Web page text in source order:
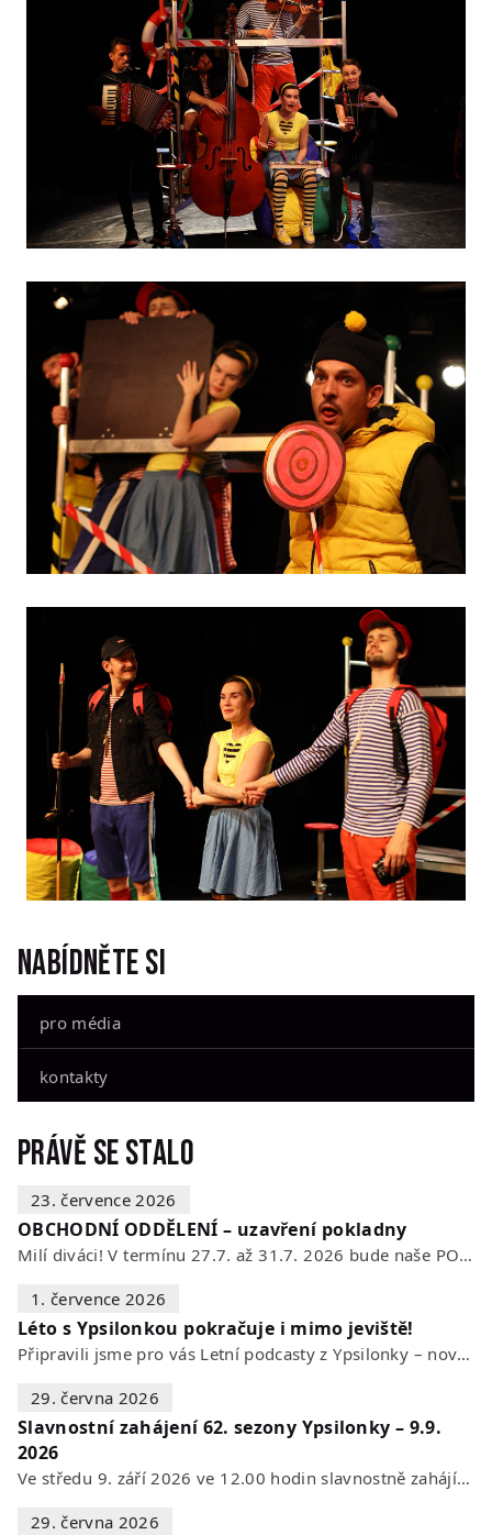
Nabídněte si
pro média
kontakty
Právě se stalo
23. července 2026
OBCHODNÍ ODDĚLENÍ – uzavření pokladny
Milí diváci! V termínu 27.7. až 31.7. 2026 bude naše POKLADNA z technických…
1. července 2026
Léto s Ypsilonkou pokračuje i mimo jeviště!
Připravili jsme pro vás Letní podcasty z Ypsilonky – novou sérii rozhovorů s…
29. června 2026
Slavnostní zahájení 62. sezony Ypsilonky – 9.9.
2026
Ve středu 9. září 2026 ve 12.00 hodin slavnostně zahájíme novou divadelní…
29. června 2026